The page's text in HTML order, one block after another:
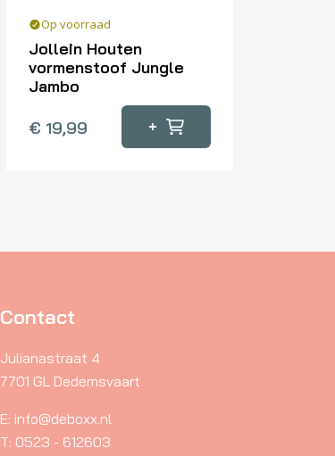
Op voorraad
Jollein Houten
vormenstoof Jungle
Jambo
€ 19,99 +
Contact
Julianastraat 4
7701 GL Dedemsvaart
E: info@deboxx.nl
T: 0523 - 612603